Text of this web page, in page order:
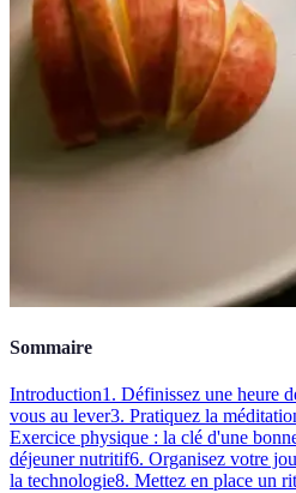
Sommaire
Introduction1. Définissez une heure
vous au lever3. Pratiquez la
Exercice physique : la clé d'une
déjeuner nutritif6. Organisez votre
la technologie8. Mettez en place un